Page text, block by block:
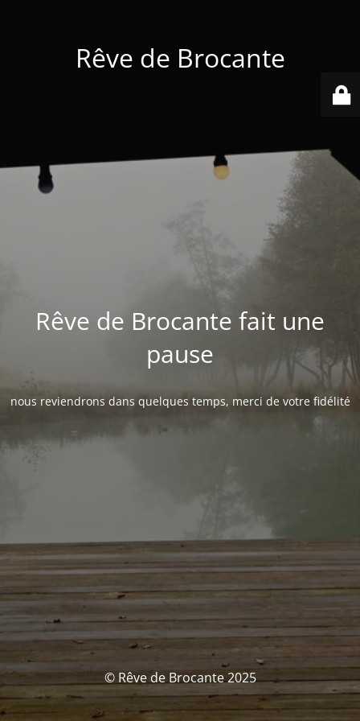
Rêve de Brocante
Rêve de Brocante fait une
pause
nous reviendrons dans quelques temps, merci de votre fidélité
© Rêve de Brocante 2025